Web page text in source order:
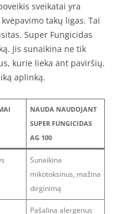
sveikatai yra
takų ligas. Tai
Super Fungicidas
Jis sunaikina ne tik
kurie lieka ant paviršių.
aplinką.
NAUDA NAUDOJANT
SUPER FUNGICIDAS
AG 100
Sunaikina
mikotoksinus, mažina
dirginimą
Pašalina alergenus